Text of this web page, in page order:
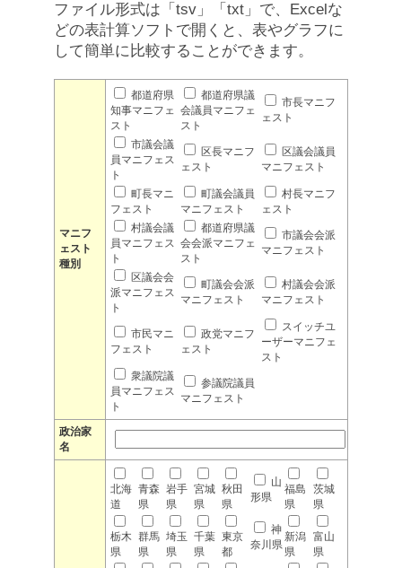
ファイル形式は「tsv」「txt」で、Excelな
どの表計算ソフトで開くと、表やグラフに
して簡単に比較することができます。
マニフ
ェスト
種別
都道府県
知事マニフェ
スト
都道府県議
会議員マニフェ
スト
市長マニフ
ェスト
市議会議
員マニフェス
ト
区長マニフ
ェスト
区議会議員
マニフェスト
町長マニ
フェスト
町議会議員
マニフェスト
村長マニフ
ェスト
村議会議
員マニフェス
ト
都道府県議
会会派マニフェ
スト
市議会会派
マニフェスト
区議会会
派マニフェス
ト
町議会会派
マニフェスト
村議会会派
マニフェスト
市民マニ
フェスト
政党マニフ
ェスト
スイッチユ
ーザーマニフェ
スト
衆議院議
員マニフェス
ト
参議院議員
マニフェスト
政治家
名
北海
道
青森
県
岩手
県
宮城
県
秋田
県
山
形県
福島
県
茨城
県
栃木
県
群馬
県
埼玉
県
千葉
県
東京
都
神
奈川県
新潟
県
富山
県